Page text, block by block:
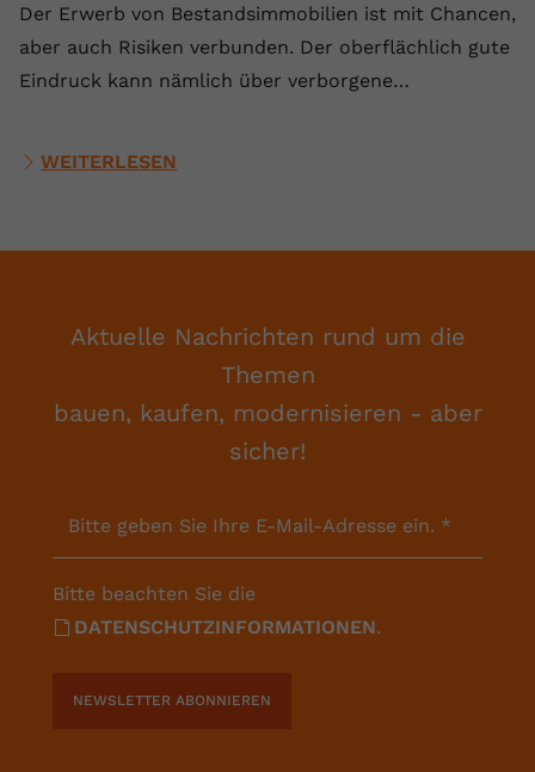
Der Erwerb von Bestandsimmobilien ist mit Chancen,
aber auch Risiken verbunden. Der oberflächlich gute
Eindruck kann nämlich über verborgene…
WEITERLESEN
Aktuelle Nachrichten rund um die
Themen
bauen, kaufen, modernisieren - aber
sicher!
Bitte geben Sie Ihre E-Mail-Adresse ein. *
Bitte beachten Sie die
DATENSCHUTZINFORMATIONEN.
NEWSLETTER ABONNIEREN